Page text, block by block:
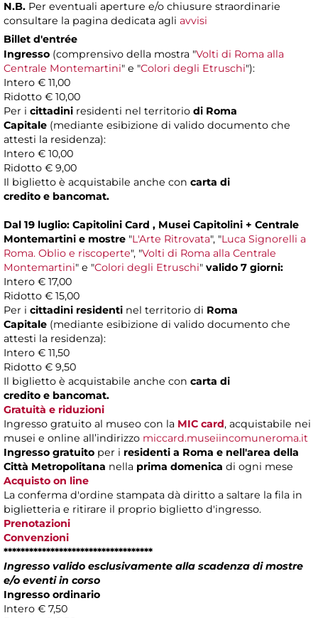
N.B. Per eventuali aperture e/o chiusure straordinarie
consultare la pagina dedicata agli avvisi
Billet d'entrée
Ingresso (comprensivo della mostra "Volti di Roma alla
Centrale Montemartini" e "Colori degli Etruschi"):
Intero € 11,00
Ridotto € 10,00
Per i cittadini residenti nel territorio di Roma
Capitale (mediante esibizione di valido documento che
attesti la residenza):
Intero € 10,00
Ridotto € 9,00
Il biglietto è acquistabile anche con carta di
credito e bancomat.
Dal 19 luglio: Capitolini Card , Musei Capitolini + Centrale
Montemartini e mostre "L'Arte Ritrovata", "Luca Signorelli a
Roma. Oblio e riscoperte", "Volti di Roma alla Centrale
Montemartini" e "Colori degli Etruschi" valido 7 giorni:
Intero € 17,00
Ridotto € 15,00
Per i cittadini residenti nel territorio di Roma
Capitale (mediante esibizione di valido documento che
attesti la residenza):
Intero € 11,50
Ridotto € 9,50
Il biglietto è acquistabile anche con carta di
credito e bancomat.
Gratuità e riduzioni
Ingresso gratuito al museo con la MIC card, acquistabile nei
musei e online all’indirizzo miccard.museiincomuneroma.it
Ingresso gratuito per i residenti a Roma e nell'area della
Città Metropolitana nella prima domenica di ogni mese
Acquisto on line
La conferma d'ordine stampata dà diritto a saltare la fila in
biglietteria e ritirare il proprio biglietto d'ingresso.
Prenotazioni
Convenzioni
***********************************
Ingresso valido esclusivamente alla scadenza di mostre
e/o eventi in corso
Ingresso ordinario
Intero € 7,50